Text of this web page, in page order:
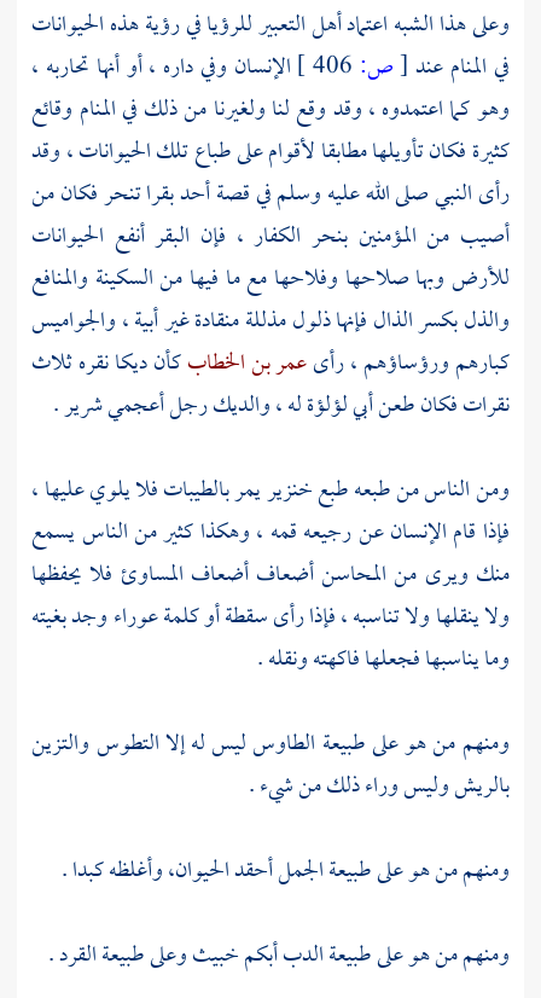
وعلى هذا الشبه اعتماد أهل التعبير للرؤيا في رؤية هذه الحيوانات
في المنام عند[ص:
الإنسان وفي داره ، أو أنها تحاربه ،
وهو كما اعتمدوه ، وقد وقع لنا ولغيرنا من ذلك في المنام وقائع
كثيرة فكان تأويلها مطابقا لأقوام على طباع تلك الحيوانات ، وقد
رأى النبي صلى الله عليه وسلم في قصةأحدبقرا تنحر فكان من
أصيب من المؤمنين بنحر الكفار ، فإن البقر أنفع الحيوانات
للأرض وبها صلاحها وفلاحها مع ما فيها من السكينة والمنافع
والذل بكسر الذال فإنها ذلول مذللة منقادة غير أبية ، والجواميس
كبارهم ورؤساؤهم ، رأىعمر بن الخطابكأن ديكا نقره ثلاث
نقرات فكان طعنأبي لؤلؤةله ، والديك رجل أعجمي شرير .
ومن الناس من طبعه طبع خنزير يمر بالطيبات فلا يلوي عليها ،
فإذا قام الإنسان عن رجيعه قمه ، وهكذا كثير من الناس يسمع
منك ويرى من المحاسن أضعاف أضعاف المساوئ فلا يحفظها
ولا ينقلها ولا تناسبه ، فإذا رأى سقطة أو كلمة عوراء وجد بغيته
وما يناسبها فجعلها فاكهته ونقله .
ومنهم من هو على طبيعة الطاوس ليس له إلا التطوس والتزين
بالريش وليس وراء ذلك من شيء .
ومنهم من هو على طبيعة الجمل أحقد الحيوان، وأغلظه كبدا .
ومنهم من هو على طبيعة الدب أبكم خبيث وعلى طبيعة القرد .